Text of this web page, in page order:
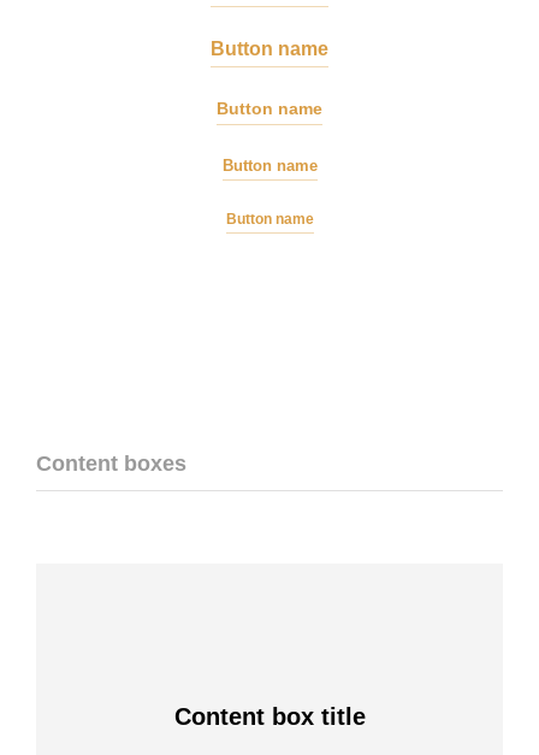
Button name
Button name
Button name
Button name
Content boxes
Content box title